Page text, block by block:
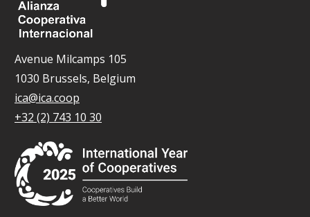
Avenue Milcamps 105
1030 Brussels, Belgium
ica@ica.coop
+32 (2) 743 10 30